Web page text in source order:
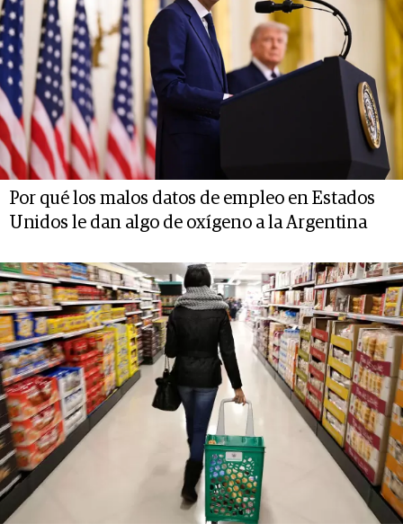
Por qué los malos datos de empleo en Estados
Unidos le dan algo de oxígeno a la Argentina